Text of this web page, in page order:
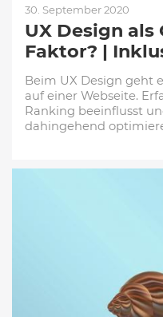
30. September 2020
UX Design als
Faktor? |
Beim UX Design geht
auf einer Webseite.
Ranking beeinflusst
dahingehend